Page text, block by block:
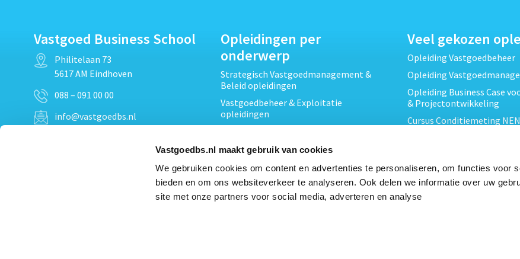
Vastgoedbs.nl maakt gebruik van cookies
We gebruiken cookies om content en advertenties te personaliseren, om functies voor
bieden en om ons websiteverkeer te analyseren. Ook delen we informatie over uw
site met onze partners voor social media, adverteren en analyse
Vastgoed Business School
Philitelaan 73
5617 AM Eindhoven
088 – 091 00 00
info@vastgoedbs.nl
Opleidingen per
onderwerp
Strategisch Vastgoedmanagement &
Beleid opleidingen
Vastgoedbeheer & Exploitatie
opleidingen
Projectontwikkeling &
Techniek, Onderhoud & Inspectie
Opleidingen
Verduurzaming en Energieprestatie
Veel gekozen
Opleiding Vastgoedbeheer
Opleiding
Opleiding Business Case
& Projectontwikkeling
Cursus Conditiemeting
Cursus EP-W Basis
Opleiding Professioneel
Opleiding Projectleider